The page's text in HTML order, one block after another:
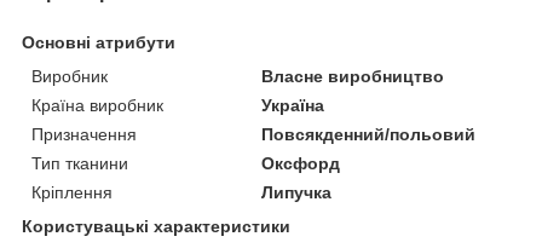
Основні атрибути
Виробник
Власне виробництво
Країна виробник
Україна
Призначення
Повсякденний/польовий
Тип тканини
Оксфорд
Кріплення
Липучка
Користувацькі характеристики